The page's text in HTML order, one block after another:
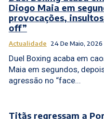
Diogo Maia em
provocações,
off”
Actualidade 24 De Maio, 2026
Duel Boxing acaba em
Maia em segundos,
agressão no “face...
Titãs regressam a